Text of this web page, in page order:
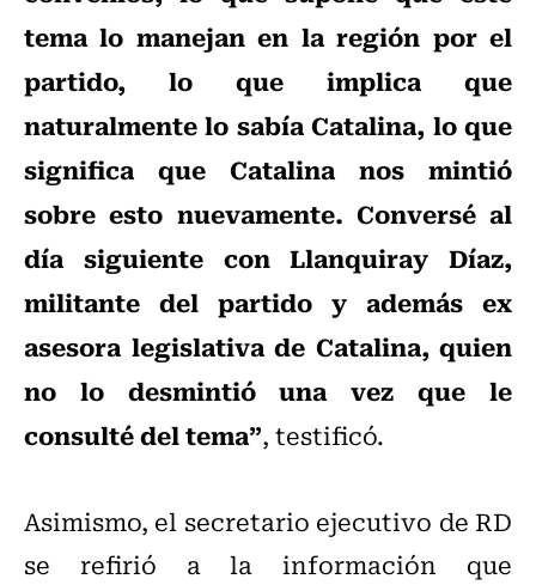
tema lo manejan en la región por el
partido, lo que implica que
naturalmente lo sabía Catalina, lo que
significa que Catalina nos mintió
sobre esto nuevamente. Conversé al
día siguiente con Llanquiray Díaz,
militante del partido y además ex
asesora legislativa de Catalina, quien
no lo desmintió una vez que le
consulté del tema”, testificó.
Asimismo, el secretario ejecutivo de RD
se refirió a la información que